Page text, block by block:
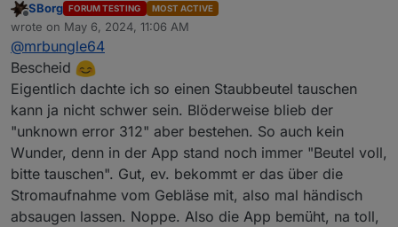
@mrbungle64
ecovacs-
deebot.0.info.autoEmptyStation.dust
BagFullsteht auffalse , ich habe aber eine
Meldung in der APP ihn zu tauschen ;)
Mein Test ob es daran liegt wird noch 2-3
Tage dauern, dann sollen die neuen Bags
kommen (und ausleeren ist ne staubige
Angelegenheit...)
Ok, alles klar
Offline
SBorg FORUM TESTING MOST ACTIVE
wrote on May 6, 2024, 11:06 AM
last edited by
@mrbungle64
Bescheid
Eigentlich dachte ich so einen Staubbeutel tauschen
kann ja nicht schwer sein. Blöderweise blieb der
"unknown error 312" aber bestehen. So auch kein
Wunder, denn in der App stand noch immer "Beutel voll,
bitte tauschen". Gut, ev. bekommt er das über die
Stromaufnahme vom Gebläse mit, also mal händisch
absaugen lassen. Noppe. Also die App bemüht, na toll,